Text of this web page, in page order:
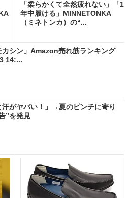
「柔らかくて全然疲れない」「1
年中履ける」MINNETONKA
（ミネトンカ）の“...
カシン」Amazon売れ筋ランキング
14:...
汗がヤバい！」→夏のピンチに寄り
”を発見